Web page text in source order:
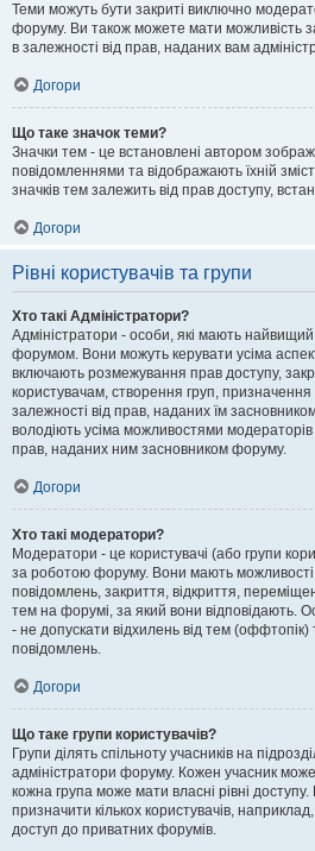
Теми можуть бути закриті виключно
форуму. Ви також можете мати можливість
в залежності від прав, наданих вам
Догори
Що таке значок теми?
Значки тем - це встановлені автором
повідомленнями та відображають їхній
значків тем залежить від прав доступу,
Догори
Рівні користувачів та групи
Хто такі Адміністратори?
Адміністратори - особи, які мають
форумом. Вони можуть керувати усіма
включають розмежування прав доступу,
користувачам, створення груп, призначення
залежності від прав, наданих їм
володіють усіма можливостями
прав, наданих ним засновником форуму.
Догори
Хто такі модератори?
Модератори - це користувачі (або групи
за роботою форуму. Вони мають
повідомлень, закриття, відкриття,
тем на форумі, за який вони відповідають.
- не допускати відхилень від тем
повідомлень.
Догори
Що таке групи користувачів?
Групи ділять спільноту учасників на
адміністратори форуму. Кожен учасник
кожна група може мати власні рівні
призначити кількох користувачів,
доступ до приватних форумів.